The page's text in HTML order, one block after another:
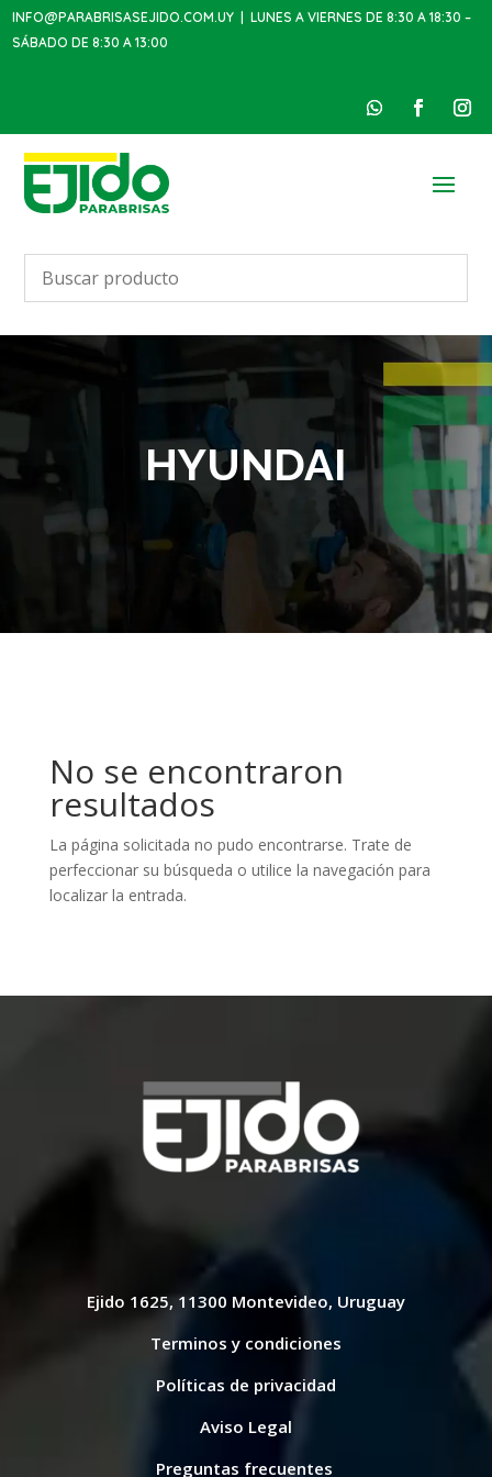
INFO@PARABRISASEJIDO.COM.UY | LUNES A VIERNES DE 8:30 A 18:30 –
SÁBADO DE 8:30 A 13:00
HYUNDAI
No se encontraron
resultados
La página solicitada no pudo encontrarse. Trate de
perfeccionar su búsqueda o utilice la navegación para
localizar la entrada.
Ejido 1625, 11300 Montevideo, Uruguay
Terminos y condiciones
Políticas de privacidad
Aviso Legal
Preguntas frecuentes